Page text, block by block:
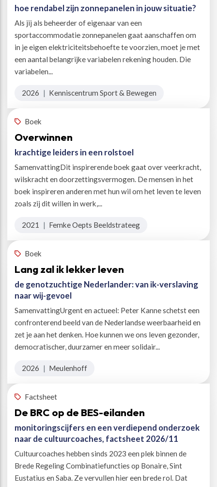
hoe rendabel zijn zonnepanelen in jouw situatie?
Als jij als beheerder of eigenaar van een
sportaccommodatie zonnepanelen gaat aanschaffen om
in je eigen elektriciteitsbehoefte te voorzien, moet je met
een aantal belangrijke variabelen rekening houden. Die
variabelen...
2026 | Kenniscentrum Sport & Bewegen
Boek
Overwinnen
krachtige leiders in een rolstoel
SamenvattingDit inspirerende boek gaat over veerkracht,
wilskracht en doorzettingsvermogen. De mensen in het
boek inspireren anderen met hun wil om het leven te leven
zoals zij dit willen in werk,...
2021 | Femke Oepts Beeldstrateeg
Boek
Lang zal ik lekker leven
de genotzuchtige Nederlander: van ik-verslaving
naar wij-gevoel
SamenvattingUrgent en actueel: Peter Kanne schetst een
confronterend beeld van de Nederlandse weerbaarheid en
zet je aan het denken. Hoe kunnen we ons leven gezonder,
democratischer, duurzamer en meer solidair...
2026 | Meulenhoff
Factsheet
De BRC op de BES-eilanden
monitoringscijfers en een verdiepend onderzoek
naar de cultuurcoaches, factsheet 2026/11
Cultuurcoaches hebben sinds 2023 een plek binnen de
Brede Regeling Combinatiefuncties op Bonaire, Sint
Eustatius en Saba. Ze vervullen hier een brede rol. Dat